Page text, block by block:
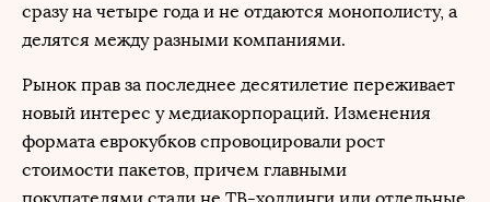
сразу на четыре года и не отдаются монополисту, а
делятся между разными компаниями.
Рынок прав за последнее десятилетие переживает
новый интерес у медиакорпораций. Изменения
формата еврокубков спровоцировали рост
стоимости пакетов, причем главными